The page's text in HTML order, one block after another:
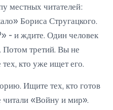
местных читателей:
Бориса Стругацкого.
- и ждите. Один человек
Потом третий. Вы не
кто уже ищет его.
Ищите тех, кто готов
читали «Войну и мир».